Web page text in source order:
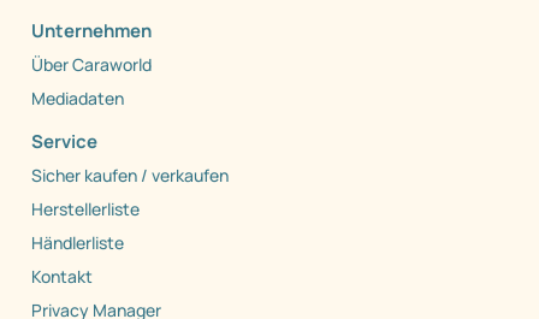
Unternehmen
Über Caraworld
Mediadaten
Service
Sicher kaufen / verkaufen
Herstellerliste
Händlerliste
Kontakt
Privacy Manager